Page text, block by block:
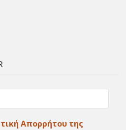
Απορρήτου της